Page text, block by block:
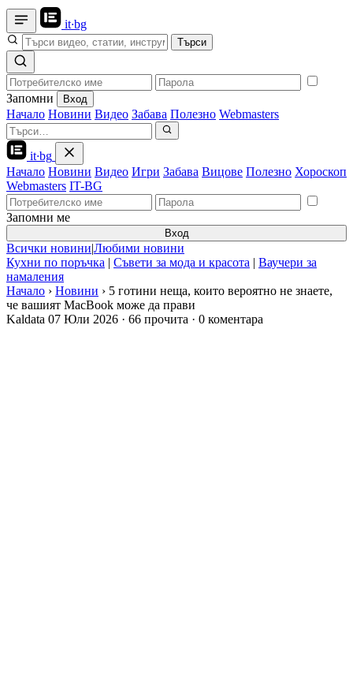
it·bg
Търси
Запомни Вход
Начало Новини Видео Забава Полезно Webmasters
it·bg
Начало Новини Видео Игри Забава Вицове Полезно Хороскоп
Webmasters IT-BG
Запомни ме
Вход
Всички новини|Любими новини
Кухни по поръчка | Съвети за мода и красота | Ваучери за
намаления
Начало › Новини › 5 готини неща, които вероятно не знаете,
че вашият MacBook може да прави
Kaldata 07 Юли 2026 · 66 прочита · 0 коментара